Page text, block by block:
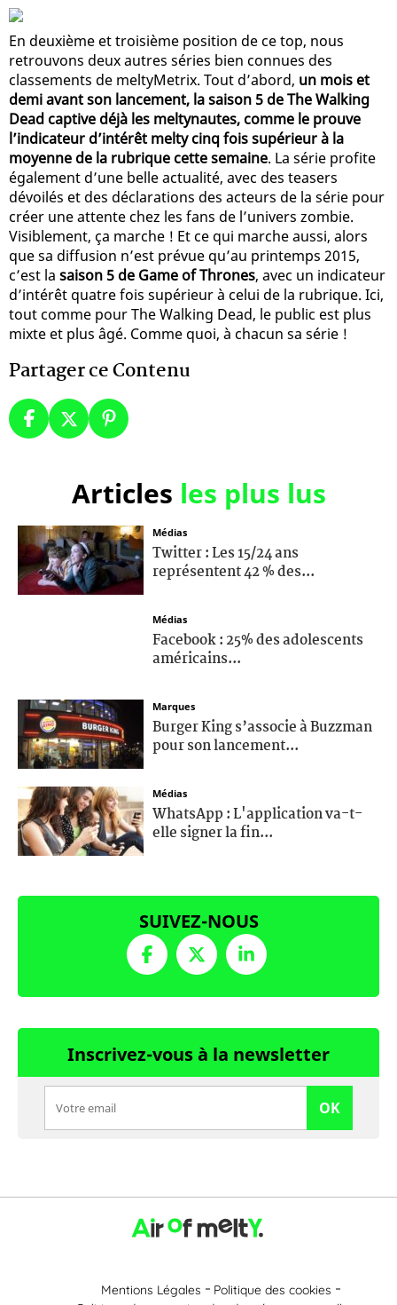
En deuxième et troisième position de ce top, nous
retrouvons deux autres séries bien connues des
classements de meltyMetrix. Tout d’abord, un mois et
demi avant son lancement, la saison 5 de The Walking
Dead captive déjà les meltynautes, comme le prouve
l’indicateur d’intérêt melty cinq fois supérieur à la
moyenne de la rubrique cette semaine. La série profite
également d’une belle actualité, avec des teasers
dévoilés et des déclarations des acteurs de la série pour
créer une attente chez les fans de l’univers zombie.
Visiblement, ça marche ! Et ce qui marche aussi, alors
que sa diffusion n’est prévue qu’au printemps 2015,
c’est la saison 5 de Game of Thrones, avec un indicateur
d’intérêt quatre fois supérieur à celui de la rubrique. Ici,
tout comme pour The Walking Dead, le public est plus
mixte et plus âgé. Comme quoi, à chacun sa série !
Partager ce Contenu
Articles les plus lus
Médias
Twitter : Les 15/24 ans
représentent 42 % des...
Médias
Facebook : 25% des adolescents
américains...
Marques
Burger King s’associe à Buzzman
pour son lancement...
Médias
WhatsApp : L'application va-t-
elle signer la fin...
SUIVEZ-NOUS
Inscrivez-vous à la newsletter
OK
Mentions Légales
Politique des cookies